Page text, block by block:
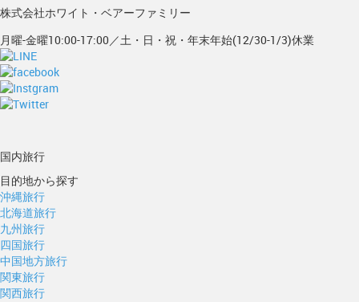
株式会社ホワイト・ベアーファミリー
月曜-金曜10:00-17:00／土・日・祝・年末年始(12/30-1/3)休業
国内旅行
目的地から探す
沖縄旅行
北海道旅行
九州旅行
四国旅行
中国地方旅行
関東旅行
関西旅行